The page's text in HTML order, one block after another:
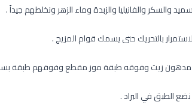
والسكر والفانيليا والزبدة وماء الزهر ونخلطهم جيداً .
بالتحريك حتى يسمك قوام المزيج .
مدهون زيت وفوقه طبقة موز مقطع وفوقهم طبقة
الطبق في البراد .